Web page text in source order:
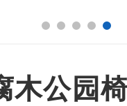
木公园